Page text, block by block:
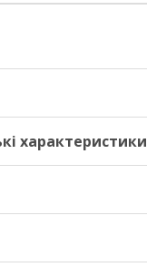
характеристики